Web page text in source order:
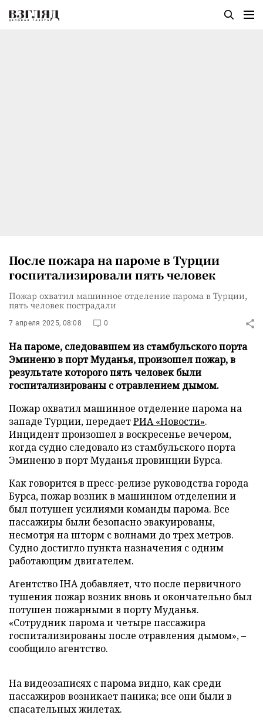
После пожара на пароме в Турции
госпитализировали пять человек
Пожар охватил машинное отделение парома в Турции,
пять человек пострадали
7 апреля 2025, 08:08 0
На пароме, следовавшем из стамбульского порта
Эминеню в порт Муданья, произошел пожар, в
результате которого пять человек были
госпитализированы с отравлением дымом.
Пожар охватил машинное отделение парома на
западе Турции, передаетРИА «Новости».
Инцидент произошел в воскресенье вечером,
когда судно следовало из стамбульского порта
Эминеню в порт Муданья провинции Бурса.
Как говорится в пресс-релизе руководства города
Бурса, пожар возник в машинном отделении и
был потушен усилиями команды парома. Все
пассажиры были безопасно эвакуированы,
несмотря на шторм с волнами до трех метров.
Судно достигло пункта назначения с одним
работающим двигателем.
Агентство IHA добавляет, что после первичного
тушения пожар возник вновь и окончательно был
потушен пожарными в порту Муданья.
«Сотрудник парома и четыре пассажира
госпитализированы после отравления дымом», –
сообщило агентство.
На видеозаписях с парома видно, как среди
пассажиров возникает паника; все они были в
спасательных жилетах.